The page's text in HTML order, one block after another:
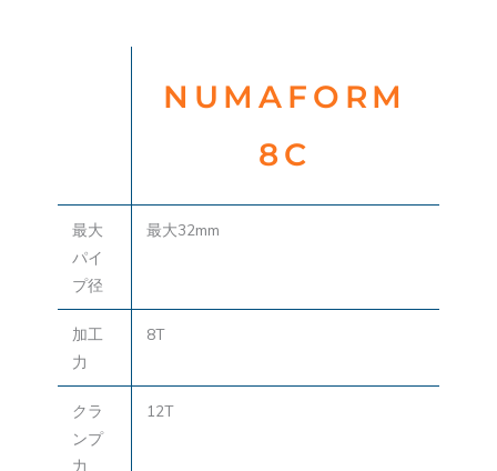
NUMAFORM
8C
最大
パイ
プ径
最大32mm
加工
力
8T
クラ
ンプ
力
12T